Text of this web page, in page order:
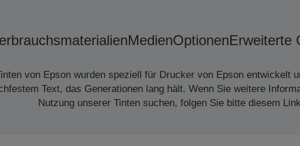
MedienOptionenErweiterte
von Epson wurden speziell für Drucker von Epson entwickelt
Text, das Generationen lang hält. Wenn Sie weitere
Nutzung unserer Tinten suchen, folgen Sie bitte diesem